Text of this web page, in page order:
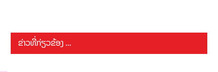
ຂ່າວທີ່ກ່ຽວຂ້ອງ ...